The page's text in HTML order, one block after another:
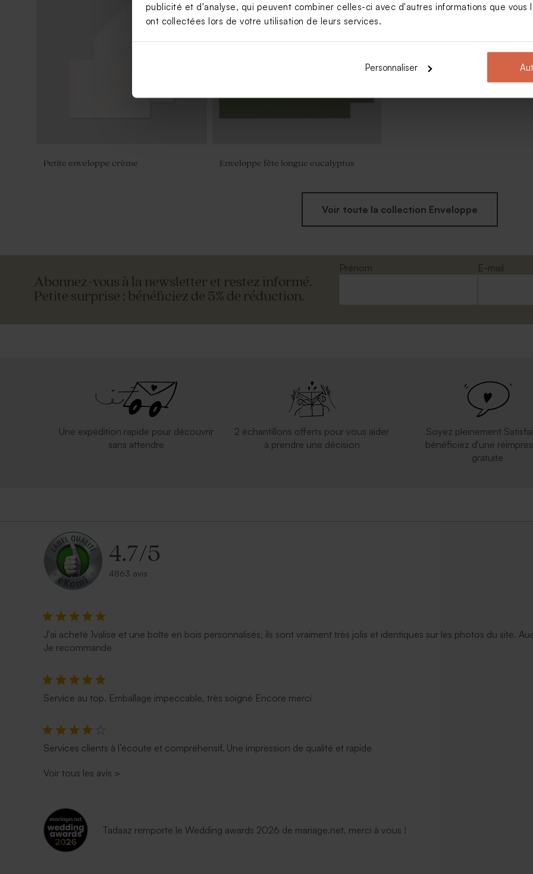
publicité et d'analyse, qui peuvent combiner celles-ci avec d'autres informations que vous
ont collectées lors de votre utilisation de leurs services.
Personnaliser
Petite enveloppe crème Enveloppe fête longue eucalyptus
Voir toute la collection Enveloppe
Abonnez-vous à la newsletter et restez informé.
Petite surprise : bénéficiez de 5% de réduction.
Prénom
E-mail
Une expédition rapide pour découvrir
sans attendre
2 échantillons offerts pour vous aider
à prendre une décision
Soyez pleinement
bénéficiez d'une
gratuite
4.7/5
4863 avis
J'ai acheté 1valise et une boîte en bois personnalisés, ils sont vraiment très jolis et identiques sur les photos du site.
Je recommande
Service au top. Emballage impeccable, très soigné Encore merci
Services clients à l’écoute et compréhensif. Une impression de qualité et rapide
Voir tous les avis >
Tadaaz remporte le Wedding awards 2026 de mariage.net, merci à vous !